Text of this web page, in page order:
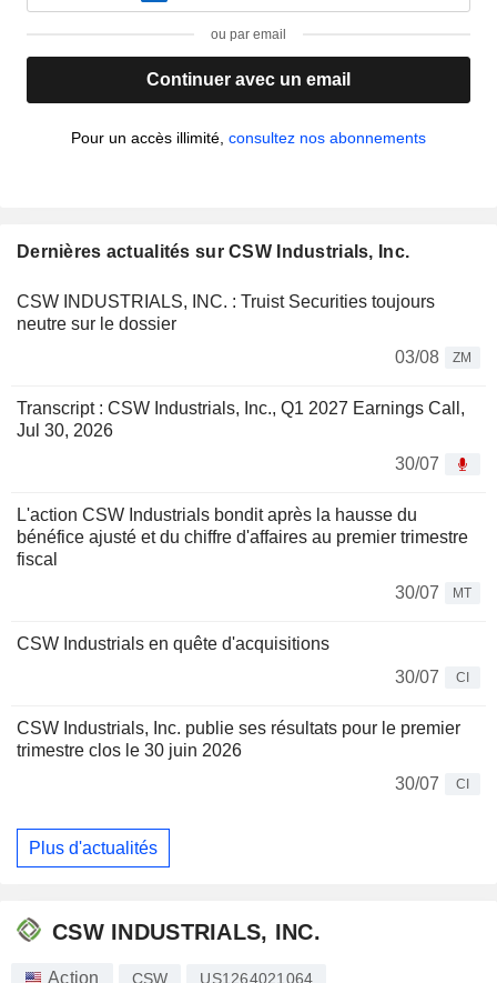
ou par email
Continuer avec un email
Pour un accès illimité, consultez nos abonnements
Dernières actualités sur CSW Industrials, Inc.
CSW INDUSTRIALS, INC. : Truist Securities toujours
neutre sur le dossier
03/08
ZM
Transcript : CSW Industrials, Inc., Q1 2027 Earnings Call,
Jul 30, 2026
30/07
L'action CSW Industrials bondit après la hausse du
bénéfice ajusté et du chiffre d'affaires au premier trimestre
fiscal
30/07
MT
CSW Industrials en quête d'acquisitions
30/07
CI
CSW Industrials, Inc. publie ses résultats pour le premier
trimestre clos le 30 juin 2026
30/07
CI
Plus d'actualités
CSW INDUSTRIALS, INC.
Action CSW US1264021064